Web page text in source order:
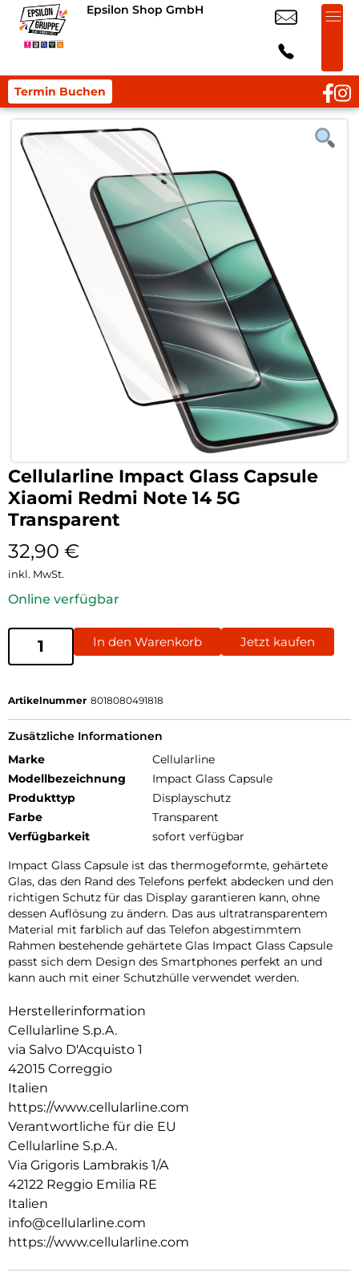
Epsilon Shop GmbH
Termin Buchen
Cellularline Impact Glass Capsule
Xiaomi Redmi Note 14 5G
Transparent
32,90 €
inkl. MwSt.
Online verfügbar
In den Warenkorb Jetzt kaufen
Artikelnummer 8018080491818
Zusätzliche Informationen
Marke
Cellularline
Modellbezeichnung
Impact Glass Capsule
Produkttyp
Displayschutz
Farbe
Transparent
Verfügbarkeit
sofort verfügbar
Impact Glass Capsule ist das thermogeformte, gehärtete
Glas, das den Rand des Telefons perfekt abdecken und den
richtigen Schutz für das Display garantieren kann, ohne
dessen Auflösung zu ändern. Das aus ultratransparentem
Material mit farblich auf das Telefon abgestimmtem
Rahmen bestehende gehärtete Glas Impact Glass Capsule
passt sich dem Design des Smartphones perfekt an und
kann auch mit einer Schutzhülle verwendet werden.
Herstellerinformation
Cellularline S.p.A.
via Salvo D'Acquisto 1
42015 Correggio
Italien
https://www.cellularline.com
Verantwortliche für die EU
Cellularline S.p.A.
Via Grigoris Lambrakis 1/A
42122 Reggio Emilia RE
Italien
info@cellularline.com
https://www.cellularline.com